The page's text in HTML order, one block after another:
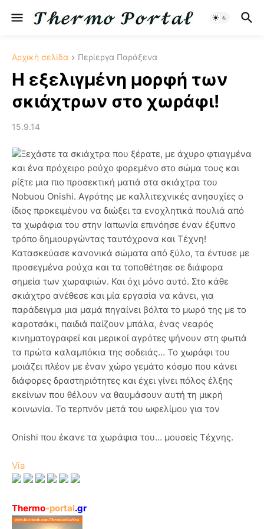
Αρχική σελίδα Περίεργα Παράξενα
Η εξελιγμένη μορφή των
σκιάχτρων στο χωράφι!
15.9.14
Ξεχάστε τα σκιάχτρα που ξέρατε, με άχυρο φτιαγμένα
και ένα πρόχειρο ρούχο φορεμένο στο σώμα τους και
ρίξτε μια πιο προσεκτική ματιά στα σκιάχτρα του
Nobuou Onishi. Αγρότης με καλλιτεχνικές ανησυχίες ο
ίδιος προκειμένου να διώξει τα ενοχλητικά πουλιά από
τα χωράφια του στην Ιαπωνία επινόησε έναν έξυπνο
τρόπο δημιουργώντας ταυτόχρονα και Τέχνη!
Κατασκεύασε κανονικά σώματα από ξύλο, τα έντυσε με
προσεγμένα ρούχα και τα τοποθέτησε σε διάφορα
σημεία των χωραφιών. Και όχι μόνο αυτό. Στο κάθε
σκιάχτρο ανέθεσε και μία εργασία να κάνει, για
παράδειγμα μια μαμά πηγαίνει βόλτα το μωρό της με το
καροτσάκι, παιδιά παίζουν μπάλα, ένας νεαρός
κινηματογραφεί και μερικοί αγρότες ψήνουν στη φωτιά
τα πρώτα καλαμπόκια της σοδειάς… Το χωράφι του
μοιάζει πλέον με έναν χώρο γεμάτο κόσμο που κάνει
διάφορες δραστηριότητες και έχει γίνει πόλος έλξης
εκείνων που θέλουν να θαυμάσουν αυτή τη μικρή
κοινωνία. Το τερπνόν μετά του ωφελίμου για τον
Onishi που έκανε τα χωράφια του… μουσείς Τέχνης.
Via
Thermo-portal.gr